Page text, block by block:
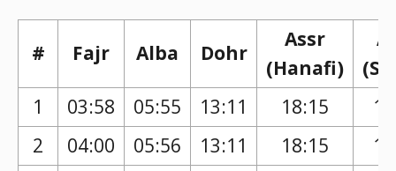
# Fajr Alba Dohr
Assr
(Hanafi)
1
03:58 05:55 13:11 18:15
2
04:00 05:56 13:11 18:15